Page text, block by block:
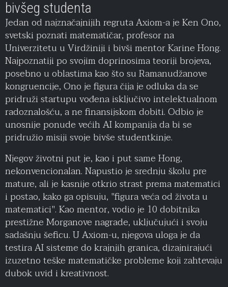
bivšeg studenta
Jedan od najznačajnijih regruta Axiom-a je Ken Ono,
svetski poznati matematičar, profesor na
Univerzitetu u Virdžiniji i bivši mentor Karine Hong.
Najpoznatiji po svojim doprinosima teoriji brojeva,
posebno u oblastima kao što su Ramanudžanove
kongruencije, Ono je figura čija je odluka da se
pridruži startupu vođena isključivo intelektualnom
radoznalošću, a ne finansijskom dobiti. Odbio je
unosnije ponude većih AI kompanija da bi se
pridružio misiji svoje bivše studentkinje.
Njegov životni put je, kao i put same Hong,
nekonvencionalan. Napustio je srednju školu pre
mature, ali je kasnije otkrio strast prema matematici
i postao, kako ga opisuju, "figura veća od života u
matematici". Kao mentor, vodio je 10 dobitnika
prestižne Morganove nagrade, uključujući i svoju
sadašnju šeficu. U Axiom-u, njegova uloga je da
testira AI sisteme do krajnjih granica, dizajnirajući
izuzetno teške matematičke probleme koji zahtevaju
dubok uvid i kreativnost.